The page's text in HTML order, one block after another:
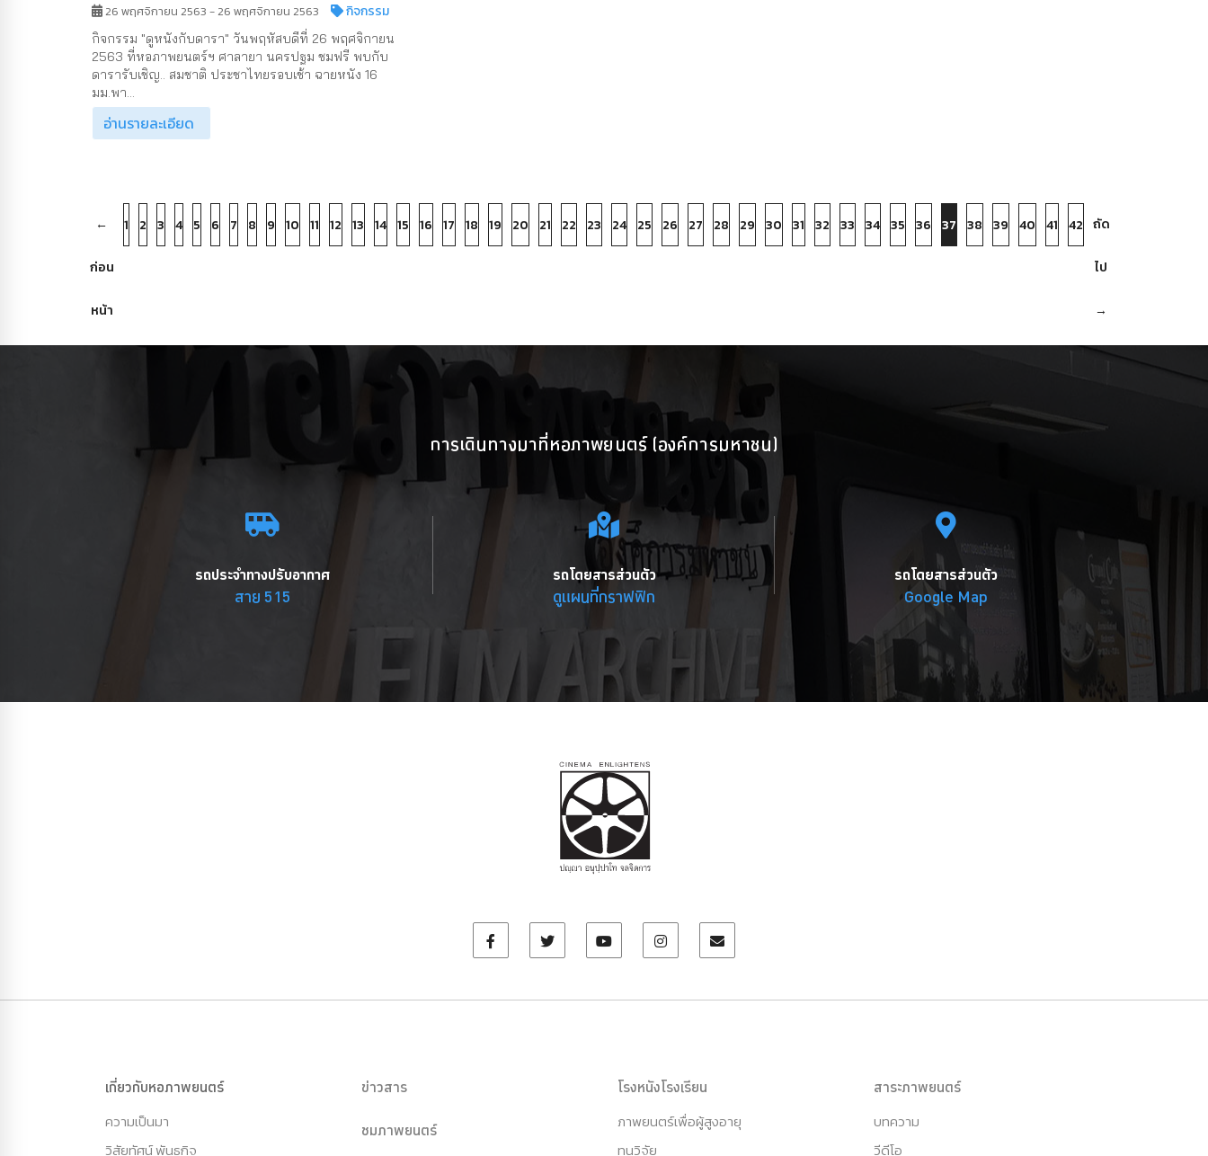
26 พฤศจิกายน 2563 - 26 พฤศจิกายน 2563 กิจกรรม
กิจกรรม "ดูหนังกับดารา" วันพฤหัสบดีที่ 26 พฤศจิกายน
2563 ที่หอภาพยนตร์ฯ ศาลายา นครปฐม ชมฟรี พบกับ
ดารารับเชิญ.. สมชาติ ประชาไทยรอบเช้า ฉายหนัง 16
มม.พา...
อ่านรายละเอียด
←
ก่อน
หน้า
1 2 3 4 5 6 7 8 9 10 11 12 13 14 15 16 17 18 19 20 21 22 23 24 25 26 27 28 29 30 31 32 33 34 35 36 37 38 39 40 41 42 ถัด
ไป
→
การเดินทางมาที่หอภาพยนตร์ (องค์การมหาชน)
รถประจำทางปรับอากาศ
สาย 515
รถโดยสารส่วนตัว
ดูแผนที่กราฟฟิก
รถโดยสารส่วนตัว
Google Map
เกี่ยวกับหอภาพยนตร์
ความเป็นมา
วิสัยทัศน์ พันธกิจ
ข่าวสาร
ชมภาพยนตร์
โรงหนังโรงเรียน
ภาพยนตร์เพื่อผู้สูงอายุ
ทุนวิจัย
สาระภาพยนตร์
บทความ
วีดีโอ